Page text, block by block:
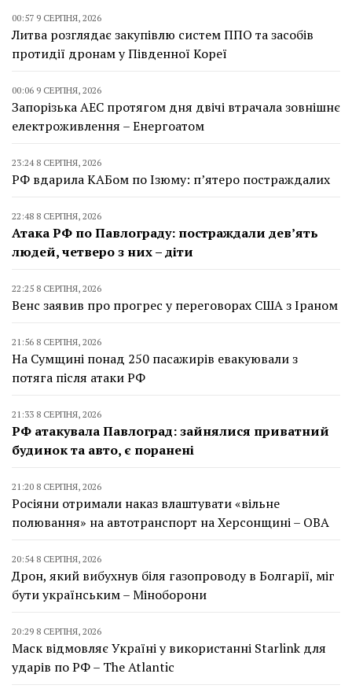
00:57 9 СЕРПНЯ, 2026
Литва розглядає закупівлю систем ППО та засобів
протидії дронам у Південної Кореї
00:06 9 СЕРПНЯ, 2026
Запорізька АЕС протягом дня двічі втрачала зовнішнє
електроживлення – Енергоатом
23:24 8 СЕРПНЯ, 2026
РФ вдарила КАБом по Ізюму: п’ятеро постраждалих
22:48 8 СЕРПНЯ, 2026
Атака РФ по Павлограду: постраждали дев’ять
людей, четверо з них – діти
22:25 8 СЕРПНЯ, 2026
Венс заявив про прогрес у переговорах США з Іраном
21:56 8 СЕРПНЯ, 2026
На Сумщині понад 250 пасажирів евакуювали з
потяга після атаки РФ
21:33 8 СЕРПНЯ, 2026
РФ атакувала Павлоград: зайнялися приватний
будинок та авто, є поранені
21:20 8 СЕРПНЯ, 2026
Росіяни отримали наказ влаштувати «вільне
полювання» на автотранспорт на Херсонщині – ОВА
20:54 8 СЕРПНЯ, 2026
Дрон, який вибухнув біля газопроводу в Болгарії, міг
бути українським – Міноборони
20:29 8 СЕРПНЯ, 2026
Маск відмовляє Україні у використанні Starlink для
ударів по РФ – The Atlantic